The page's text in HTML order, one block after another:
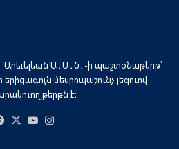
Արեւելեան Ա․Մ․Ն․-ի պաշտօնաթերթ՝
մեսրոպաշունչ լեզուով
թերթն է։
Facebook
X YouTube